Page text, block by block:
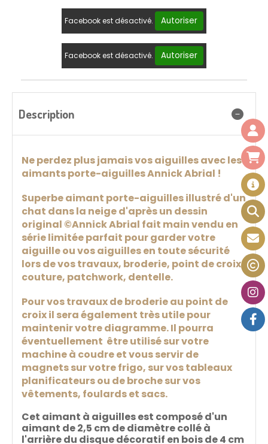
Facebook est désactivé. Autoriser
Facebook est désactivé. Autoriser
Description
Ne perdez plus jamais vos aiguilles avec les
aimants porte-aiguilles Annick Abrial !
Superbe aimant porte-aiguilles illustré d'un
chat dans la neige d'après un dessin
original ©Annick Abrial fait main vendu en
série limitée parfait pour garder votre
aiguille ou vos aiguilles en toute sécurité
lors de vos travaux, broderie, point de croix,
couture, patchwork, dentelle.
Pour vos travaux de broderie au point de
croix il sera également très utile pour
maintenir votre diagramme. Il pourra
éventuellement être utilisé sur votre
machine à coudre et vous servir de
magnets sur votre frigo, sur vos tableaux
planificateurs ou de broche sur vos
vêtements, foulards et sacs.
Cet aimant à aiguilles est composé d'un
aimant de 2,5 cm de diamètre collé à
l'arrière du disque décoratif en bois de 4 cm